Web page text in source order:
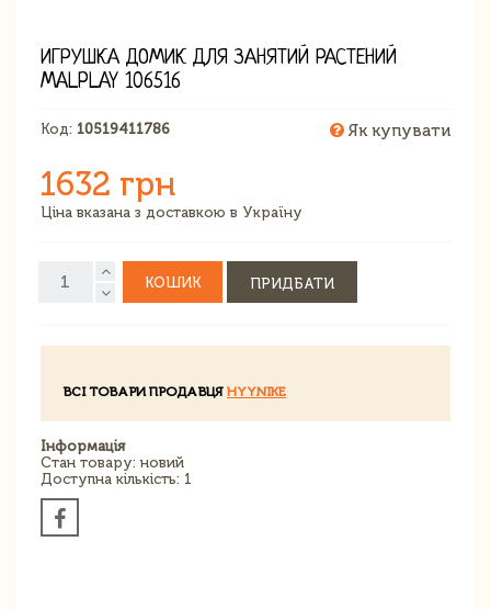
ИГРУШКА ДОМИК ДЛЯ ЗАНЯТИЙ РАСТЕНИЙ
MALPLAY 106516
Код: 10519411786 Як купувати
1632 грн
Ціна вказана з доставкою в Україну
КОШИК ПРИДБАТИ
ВСІ ТОВАРИ ПРОДАВЦЯ HYYNIKE
Інформація
Стан товару: новий
Доступна кількість: 1